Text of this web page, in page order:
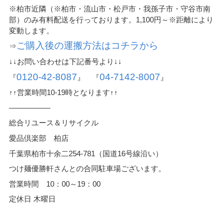
※柏市近隣（※柏市・流山市・松戸市・我孫子市・守谷市南
部）のみ有料配送を行っております。1,100円～※距離により
変動します。
⇒ご購入後の運搬方法はコチラから
↓↓お問い合わせは下記番号より↓↓
『0120-42-8087 』 『04-7142-8007 』
↑↑営業時間10-19時となります↑↑
—————–
総合リユース＆リサイクル
愛品倶楽部 柏店
千葉県柏市十余二254-781（国道16号線沿い）
つけ麺優勝軒さんとの合同駐車場ございます。
営業時間 10：00～19：00
定休日 木曜日